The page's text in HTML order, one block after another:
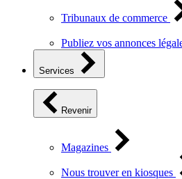
Tribunaux de commerce
Publiez vos annonces
Services
Revenir
Magazines
Nous trouver en kiosques